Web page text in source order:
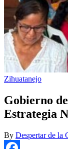
Zihuatanejo
Gobierno
Estrategia
By Despertar de la